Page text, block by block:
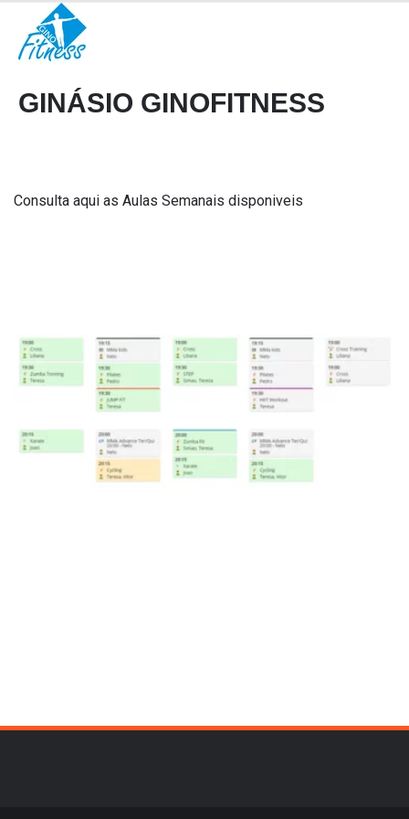
GINÁSIO GINOFITNESS
Consulta aqui as Aulas Semanais disponiveis